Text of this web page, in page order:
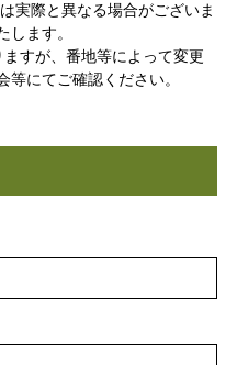
実際と異なる場合がございま
ます。
すが、番地等によって変更
にてご確認ください。